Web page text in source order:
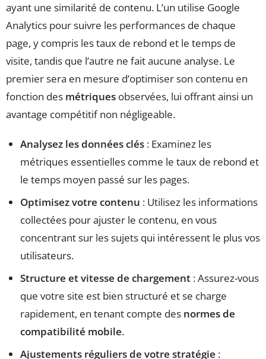
ayant une similarité de contenu. L’un utilise Google
Analytics pour suivre les performances de chaque
page, y compris les taux de rebond et le temps de
visite, tandis que l’autre ne fait aucune analyse. Le
premier sera en mesure d’optimiser son contenu en
fonction des métriques observées, lui offrant ainsi un
avantage compétitif non négligeable.
Analysez les données clés : Examinez les
métriques essentielles comme le taux de rebond et
le temps moyen passé sur les pages.
Optimisez votre contenu : Utilisez les informations
collectées pour ajuster le contenu, en vous
concentrant sur les sujets qui intéressent le plus vos
utilisateurs.
Structure et vitesse de chargement : Assurez-vous
que votre site est bien structuré et se charge
rapidement, en tenant compte des normes de
compatibilité mobile.
Ajustements réguliers de votre stratégie :